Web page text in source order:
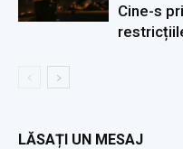
Cine-s
LĂSAȚI UN MESAJ